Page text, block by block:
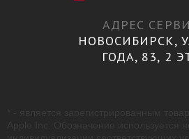
АДРЕС
НОВОСИБИРСК,
ГОДА, 83, 2